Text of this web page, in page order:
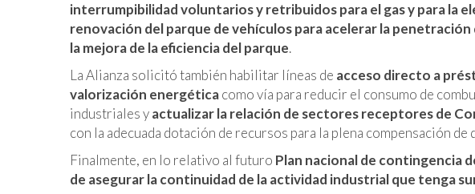
interrumpibilidadvoluntarios y retribuidos para el gas y para la
renovación del parque de vehículos para acelerar la
la mejora de la eficiencia del parque.
La Alianza solicitó también habilitar líneas de acceso directo a
valorización energéticacomo vía para reducir el consumo de
industriales yactualizar la relación de sectores receptores de
con la adecuada dotación de recursos para la plena compensación
Finalmente, en lo relativo al futuro Plan nacional de contingencia
de asegurar la continuidad de la actividad industrial que tenga